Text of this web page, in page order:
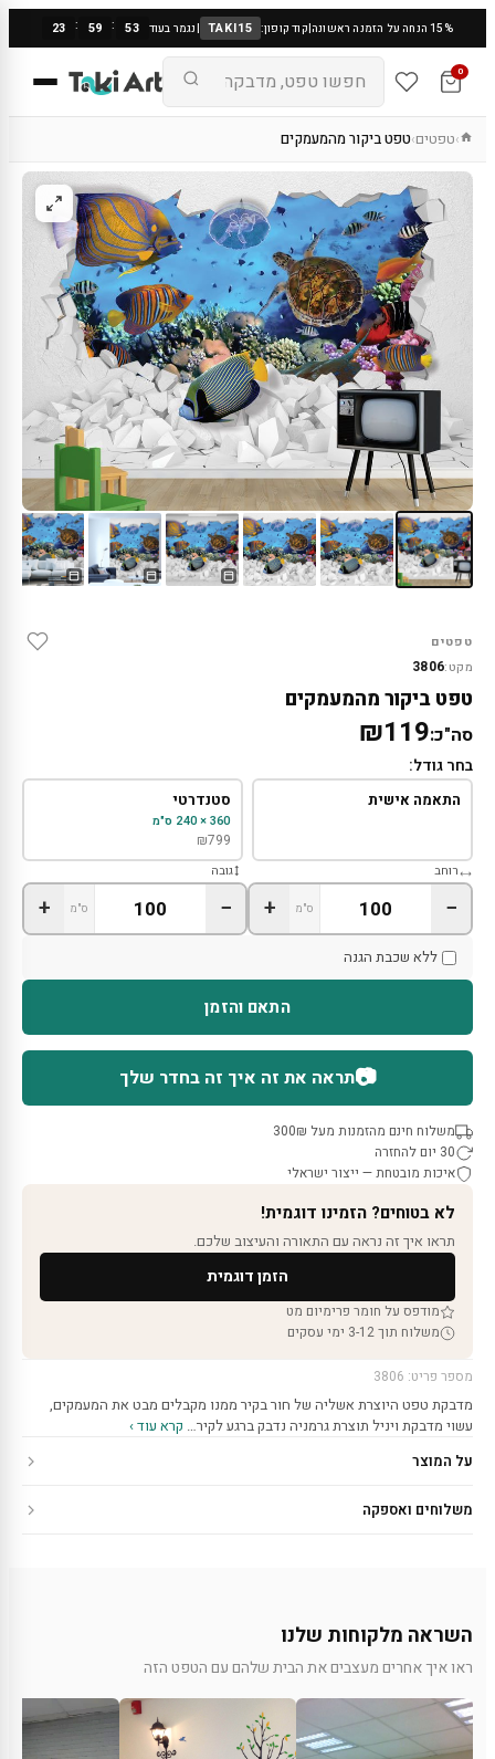
15% הנחה על הזמנה ראשונה |קוד קופון: TAKI15
|נגמר בעוד 23 : 59 : 53
0
›טפטים›טפט ביקור מהמעמקים
טפטים
מקט:3806
טפט ביקור מהמעמקים
סה"כ:₪119
בחר גודל:
התאמה אישית סטנדרטי
360 × 240 ס"מ
₪799
רוחב
− ס"מ +
גובה
− ס"מ +
ללא שכבת הגנה
התאם והזמן
📷תראה את זה איך זה בחדר שלך
משלוח חינם מהזמנות מעל 300₪
30 יום להחזרה
איכות מובטחת — ייצור ישראלי
לא בטוחים? הזמינו דוגמית!
תראו איך זה נראה עם התאורה והעיצוב שלכם.
הזמן דוגמית
מודפס על חומר פרימיום מט
משלוח תוך 3-12 ימי עסקים
מספר פריט: 3806
מדבקת טפט היוצרת אשליה של חור בקיר ממנו מקבלים מבט את המעמקים,
עשוי מדבקת ויניל תוצרת גרמניה נדבק ברגע לקיר… קרא עוד ›
על המוצר
משלוחים ואספקה
השראה מלקוחות שלנו
ראו איך אחרים מעצבים את הבית שלהם עם הטפט הזה